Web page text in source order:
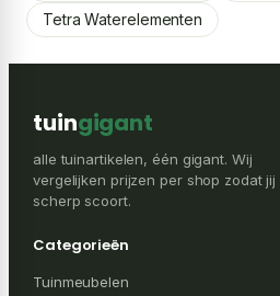
Tetra Waterelementen
tuingigant
alle tuinartikelen, één gigant. Wij
vergelijken prijzen per shop zodat jij
scherp scoort.
Categorieën
Tuinmeubelen